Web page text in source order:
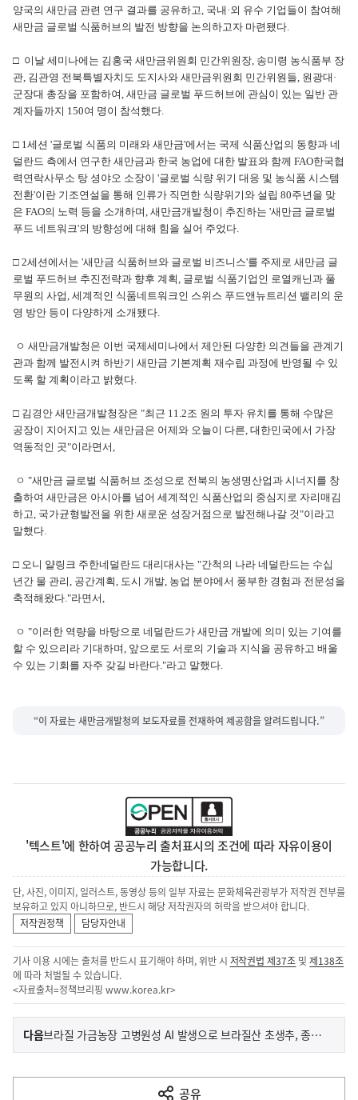
양국의 새만금 관련 연구 결과를 공유하고, 국내·외 유수 기업들이 참여해
새만금 글로벌 식품허브의 발전 방향을 논의하고자 마련됐다.
□ 이날 세미나에는 김홍국 새만금위원회 민간위원장, 송미령 농식품부 장
관, 김관영 전북특별자치도 도지사와 새만금위원회 민간위원들, 원광대·
군장대 총장을 포함하여, 새만금 글로벌 푸드허브에 관심이 있는 일반 관
계자들까지 150여 명이 참석했다.
□ 1세션 '글로벌 식품의 미래와 새만금'에서는 국제 식품산업의 동향과 네
덜란드 측에서 연구한 새만금과 한국 농업에 대한 발표와 함께 FAO한국협
력연락사무소 탕 셩야오 소장이 '글로벌 식량 위기 대응 및 농식품 시스템
전환'이란 기조연설을 통해 인류가 직면한 식량위기와 설립 80주년을 맞
은 FAO의 노력 등을 소개하며, 새만금개발청이 추진하는 '새만금 글로벌
푸드 네트워크'의 방향성에 대해 힘을 실어 주었다.
□ 2세션에서는 '새만금 식품허브와 글로벌 비즈니스'를 주제로 새만금 글
로벌 푸드허브 추진전략과 향후 계획, 글로벌 식품기업인 로열캐닌과 풀
무원의 사업, 세계적인 식품네트워크인 스위스 푸드앤뉴트리션 밸리의 운
영 방안 등이 다양하게 소개됐다.
ㅇ 새만금개발청은 이번 국제세미나에서 제안된 다양한 의견들을 관계기
관과 함께 발전시켜 하반기 새만금 기본계획 재수립 과정에 반영될 수 있
도록 할 계획이라고 밝혔다.
□ 김경안 새만금개발청장은 "최근 11.2조 원의 투자 유치를 통해 수많은
공장이 지어지고 있는 새만금은 어제와 오늘이 다른, 대한민국에서 가장
역동적인 곳"이라면서,
ㅇ "새만금 글로벌 식품허브 조성으로 전북의 농생명산업과 시너지를 창
출하여 새만금은 아시아를 넘어 세계적인 식품산업의 중심지로 자리매김
하고, 국가균형발전을 위한 새로운 성장거점으로 발전해나갈 것"이라고
말했다.
□ 오니 얄링크 주한네덜란드 대리대사는 "간척의 나라 네덜란드는 수십
년간 물 관리, 공간계획, 도시 개발, 농업 분야에서 풍부한 경험과 전문성을
축적해왔다."라면서,
ㅇ "이러한 역량을 바탕으로 네덜란드가 새만금 개발에 의미 있는 기여를
할 수 있으리라 기대하며, 앞으로도 서로의 기술과 지식을 공유하고 배울
수 있는 기회를 자주 갖길 바란다."라고 말했다.
“이 자료는 새만금개발청의 보도자료를 전재하여 제공함을 알려드립니다.”
'텍스트'에 한하여 공공누리 출처표시의 조건에 따라 자유이용이
가능합니다.
단, 사진, 이미지, 일러스트, 동영상 등의 일부 자료는 문화체육관광부가 저작권 전부를
보유하고 있지 아니하므로, 반드시 해당 저작권자의 허락을 받으셔야 합니다.
저작권정책
담당자안내
기사 이용 시에는 출처를 반드시 표기해야 하며, 위반 시 저작권법 제37조 및제138조
에 따라 처벌될 수 있습니다.
<자료출처=정책브리핑 www.korea.kr>
이
전
다
다음기
사
브라질 가금농장 고병원성 AI 발생으로 브라질산 초생추, 종란 및 가금육 등 수입금지
공유